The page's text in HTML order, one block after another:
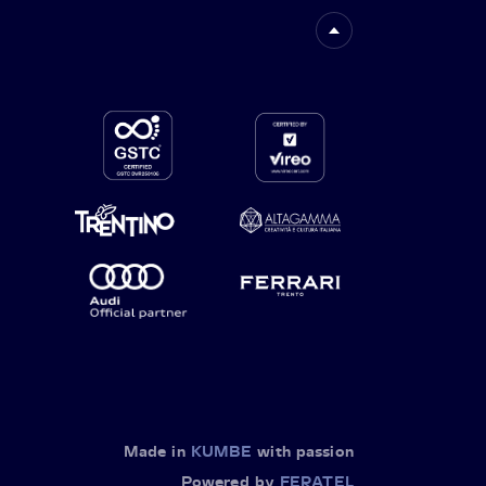
Made in KUMBE with passion
Powered by FERATEL